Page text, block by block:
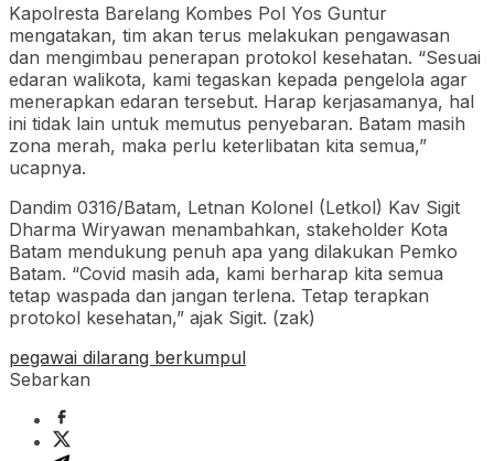
Kapolresta Barelang Kombes Pol Yos Guntur
mengatakan, tim akan terus melakukan pengawasan
dan mengimbau penerapan protokol kesehatan. “Sesuai
edaran walikota, kami tegaskan kepada pengelola agar
menerapkan edaran tersebut. Harap kerjasamanya, hal
ini tidak lain untuk memutus penyebaran. Batam masih
zona merah, maka perlu keterlibatan kita semua,”
ucapnya.
Dandim 0316/Batam, Letnan Kolonel (Letkol) Kav Sigit
Dharma Wiryawan menambahkan, stakeholder Kota
Batam mendukung penuh apa yang dilakukan Pemko
Batam. “Covid masih ada, kami berharap kita semua
tetap waspada dan jangan terlena. Tetap terapkan
protokol kesehatan,” ajak Sigit. (zak)
pegawai dilarang berkumpul
Sebarkan